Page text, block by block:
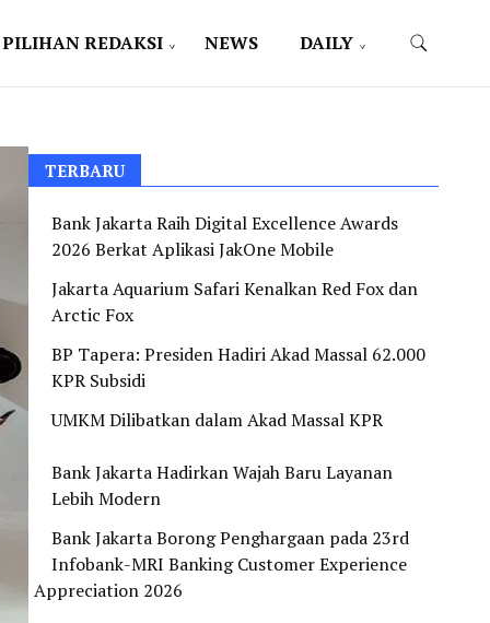
PILIHAN REDAKSI NEWS DAILY
TERBARU
Bank Jakarta Raih Digital Excellence Awards
2026 Berkat Aplikasi JakOne Mobile
Jakarta Aquarium Safari Kenalkan Red Fox dan
Arctic Fox
BP Tapera: Presiden Hadiri Akad Massal 62.000
KPR Subsidi
UMKM Dilibatkan dalam Akad Massal KPR
Bank Jakarta Hadirkan Wajah Baru Layanan
Lebih Modern
Bank Jakarta Borong Penghargaan pada 23rd
Infobank-MRI Banking Customer Experience
Appreciation 2026